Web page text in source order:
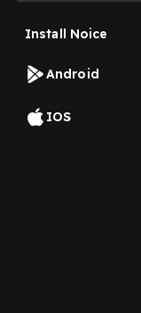
Install Noice
Android
IOS